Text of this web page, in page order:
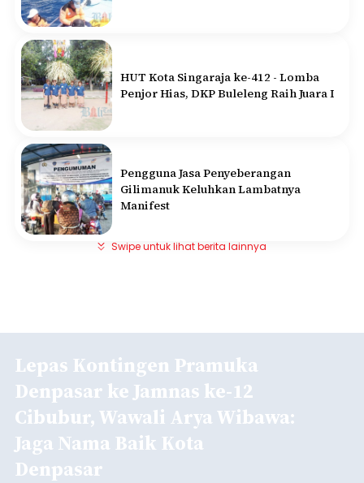
HUT Kota Singaraja ke-412 - Lomba
Penjor Hias, DKP Buleleng Raih Juara I
Pengguna Jasa Penyeberangan
Gilimanuk Keluhkan Lambatnya
Manifest
Swipe untuk lihat berita lainnya
Lepas Kontingen Pramuka
Denpasar ke Jamnas ke-12
Cibubur, Wawali Arya Wibawa:
Jaga Nama Baik Kota
Denpasar